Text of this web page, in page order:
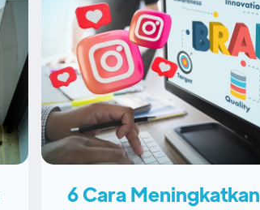
6 Cara Meningkatkan